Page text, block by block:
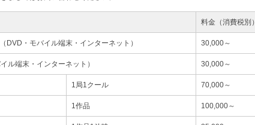
料金（消費税別）
DVD・モバイル端末・インターネット） 30,000～
ル端末・インターネット） 30,000～
1局1クール 70,000～
1作品 100,000～